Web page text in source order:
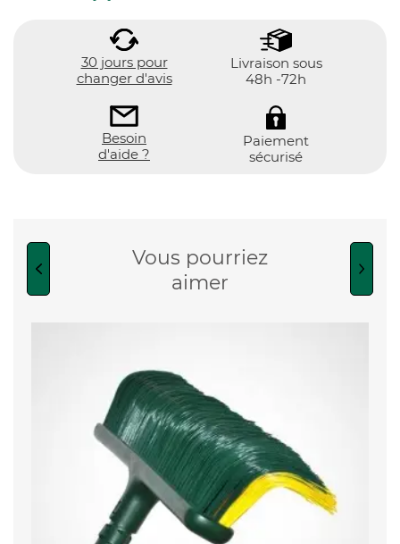
30 jours pour
changer d'avis
Livraison sous
48h -72h
Besoin
d'aide ?
Paiement
sécurisé
Vous pourriez
aimer